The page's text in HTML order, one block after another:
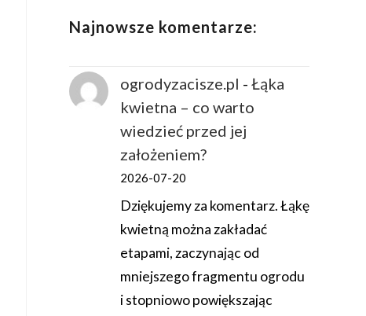
Najnowsze komentarze:
ogrodyzacisze.pl - Łąka
kwietna – co warto
wiedzieć przed jej
założeniem?
2026-07-20
Dziękujemy za komentarz. Łąkę
kwietną można zakładać
etapami, zaczynając od
mniejszego fragmentu ogrodu
i stopniowo powiększając